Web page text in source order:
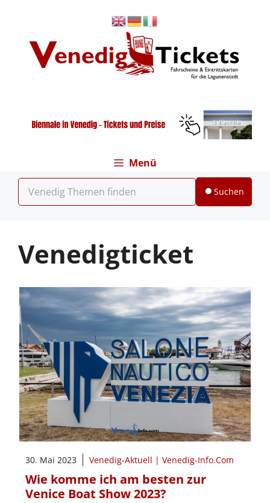
Menü
Suchen
Venedigticket
30. Mai 2023 Venedig-Aktuell | Venedig-Info.Com
Wie komme ich am besten zur
Venice Boat Show 2023?